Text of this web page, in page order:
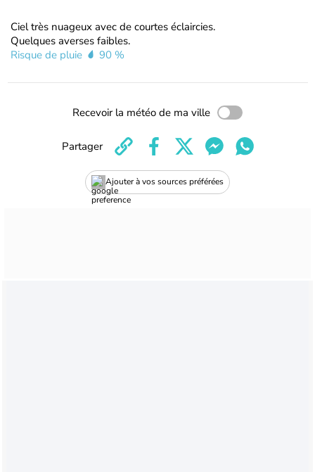
Ciel très nuageux avec de courtes éclaircies.
Quelques averses faibles.
Risque de pluie
90 %
Recevoir la météo de ma ville
Ajouter à vos sources préférées
Partager